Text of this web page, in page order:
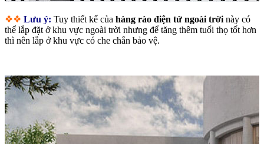
❖❖ Lưu ý: Tuy thiết kế của hàng rào điện tử ngoài trời này có
thể lắp đặt ở khu vực ngoài trời nhưng để tăng thêm tuổi thọ tốt hơn
thì nên lắp ở khu vực có che chắn bảo vệ.